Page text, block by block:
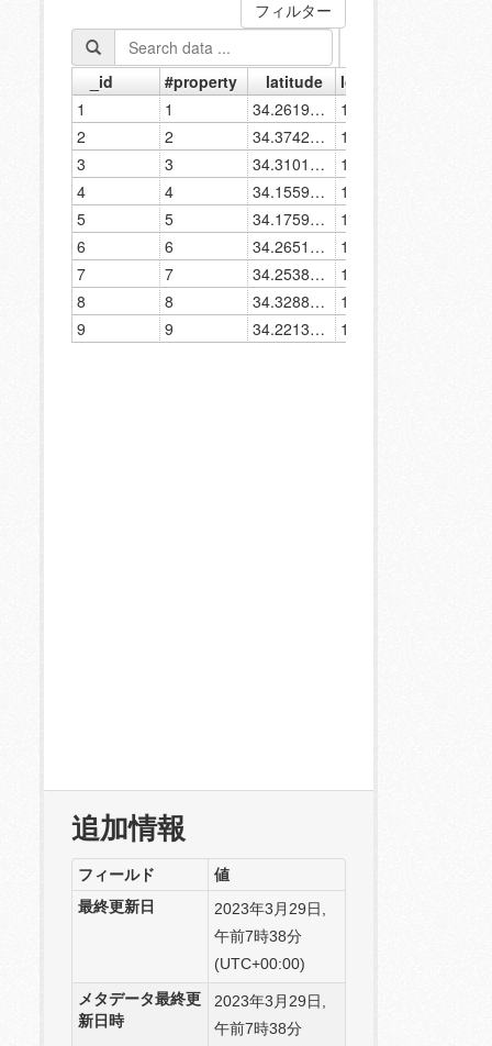
追加情報
フィールド
値
最終更新日
2023年3月29日,
午前7時38分
(UTC+00:00)
メタデータ最終更
新日時
2023年3月29日,
午前7時38分